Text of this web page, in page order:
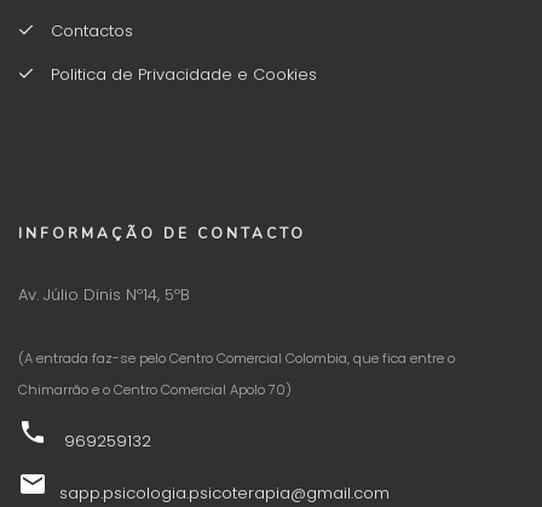
Contactos
Politica de Privacidade e Cookies
INFORMAÇÃO DE CONTACTO
Av. Júlio Dinis Nº14, 5ºB
(A entrada faz-se pelo Centro Comercial Colombia, que fica entre o
Chimarrão e o Centro Comercial Apolo 70)
phone 969259132
email sapp.psicologia.psicoterapia@gmail.com